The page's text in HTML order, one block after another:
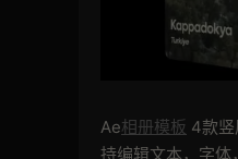
Ae相册模板 4款竖
持编辑文本，字体